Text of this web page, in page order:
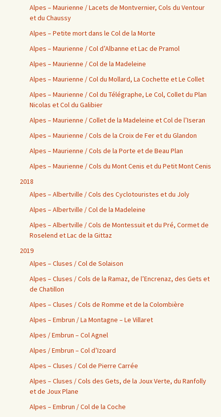
Alpes – Maurienne / Lacets de Montvernier, Cols du Ventour
et du Chaussy
Alpes – Petite mort dans le Col de la Morte
Alpes – Maurienne / Col d’Albanne et Lac de Pramol
Alpes – Maurienne / Col de la Madeleine
Alpes – Maurienne / Col du Mollard, La Cochette et Le Collet
Alpes – Maurienne / Col du Télégraphe, Le Col, Collet du Plan
Nicolas et Col du Galibier
Alpes – Maurienne / Collet de la Madeleine et Col de l’Iseran
Alpes – Maurienne / Cols de la Croix de Fer et du Glandon
Alpes – Maurienne / Cols de la Porte et de Beau Plan
Alpes – Maurienne / Cols du Mont Cenis et du Petit Mont Cenis
2018
Alpes – Albertville / Cols des Cyclotouristes et du Joly
Alpes – Albertville / Col de la Madeleine
Alpes – Albertville / Cols de Montessuit et du Pré, Cormet de
Roselend et Lac de la Gittaz
2019
Alpes – Cluses / Col de Solaison
Alpes – Cluses / Cols de la Ramaz, de l’Encrenaz, des Gets et
de Chatillon
Alpes – Cluses / Cols de Romme et de la Colombière
Alpes – Embrun / La Montagne – Le Villaret
Alpes / Embrun – Col Agnel
Alpes / Embrun – Col d’Izoard
Alpes – Cluses / Col de Pierre Carrée
Alpes – Cluses / Cols des Gets, de la Joux Verte, du Ranfolly
et de Joux Plane
Alpes – Embrun / Col de la Coche